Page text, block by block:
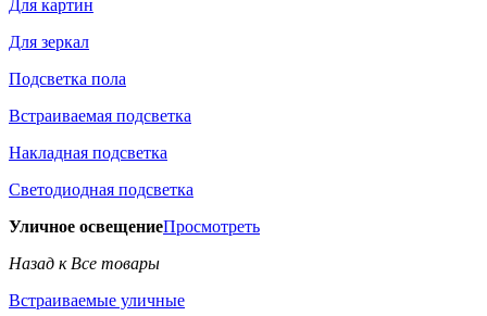
Для картин
Для зеркал
Подсветка пола
Встраиваемая подсветка
Накладная подсветка
Светодиодная подсветка
Уличное освещениеПросмотреть
Назад к Все товары
Встраиваемые уличные